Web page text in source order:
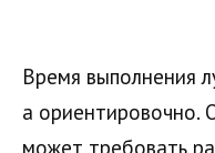
Время выполнения
а